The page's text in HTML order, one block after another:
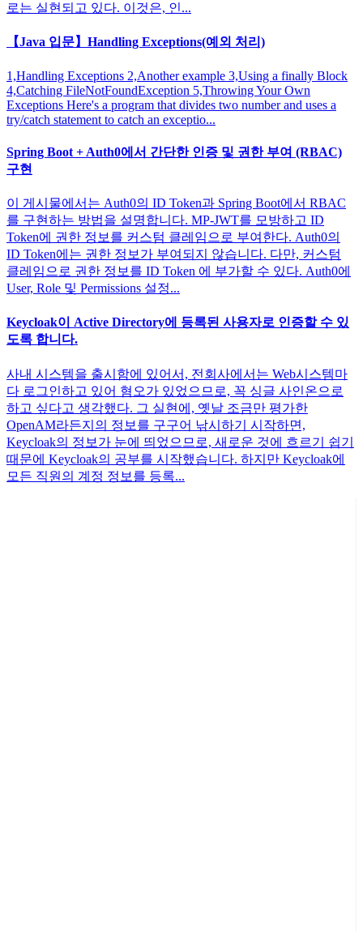
로는 실현되고 있다. 이것은, 인...
【Java 입문】Handling Exceptions(예외 처리)
1,Handling Exceptions 2,Another example 3,Using a finally Block
4,Catching FileNotFoundException 5,Throwing Your Own
Exceptions Here's a program that divides two number and uses a
try/catch statement to catch an exceptio...
Spring Boot + Auth0에서 간단한 인증 및 권한 부여 (RBAC)
구현
이 게시물에서는 Auth0의 ID Token과 Spring Boot에서 RBAC
를 구현하는 방법을 설명합니다. MP-JWT를 모방하고 ID
Token에 권한 정보를 커스텀 클레임으로 부여한다. Auth0의
ID Token에는 권한 정보가 부여되지 않습니다. 다만, 커스텀
클레임으로 권한 정보를 ID Token 에 부가할 수 있다. Auth0에
User, Role 및 Permissions 설정...
Keycloak이 Active Directory에 등록된 사용자로 인증할 수 있
도록 합니다.
사내 시스템을 출시함에 있어서, 전회사에서는 Web시스템마
다 로그인하고 있어 혐오가 있었으므로, 꼭 싱글 사인온으로
하고 싶다고 생각했다. 그 실현에, 옛날 조금만 평가한
OpenAM라든지의 정보를 구구어 낚시하기 시작하면,
Keycloak의 정보가 눈에 띄었으므로, 새로운 것에 흐르기 쉽기
때문에 Keycloak의 공부를 시작했습니다. 하지만 Keycloak에
모든 직원의 계정 정보를 등록...